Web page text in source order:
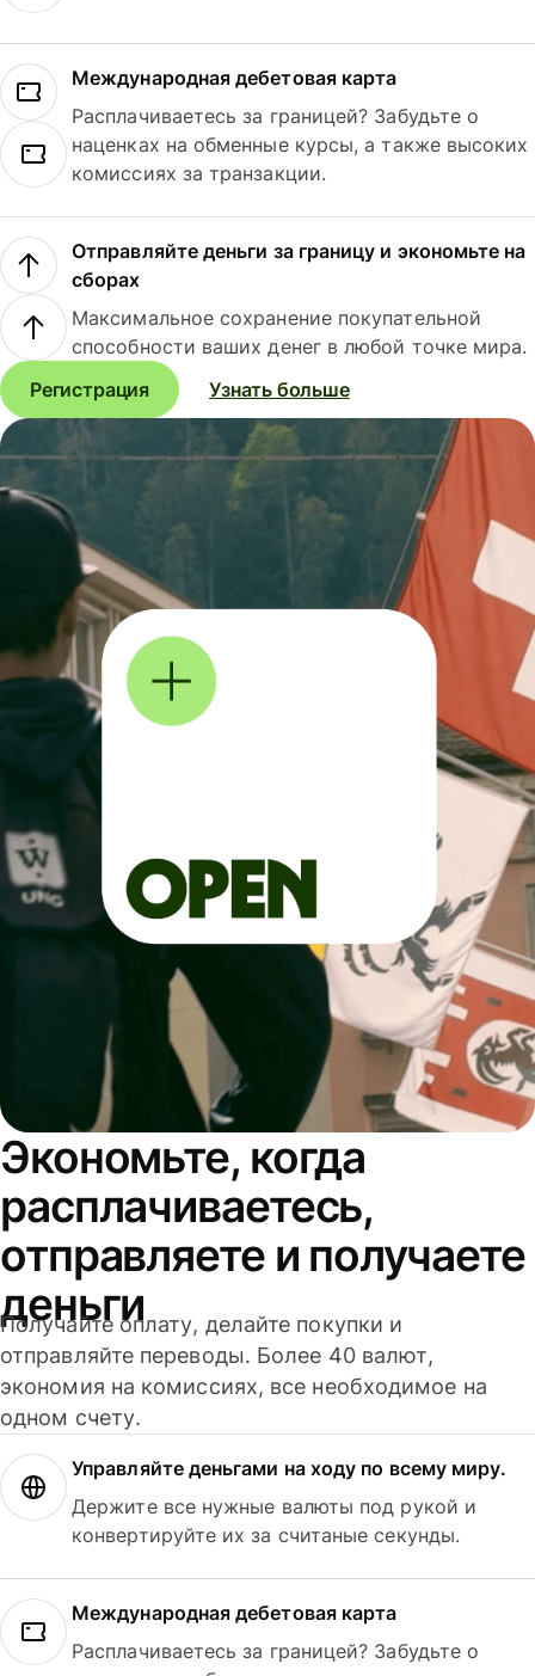
Международная дебетовая карта
Расплачиваетесь за границей? Забудьте о
наценках на обменные курсы, а также высоких
комиссиях за транзакции.
Отправляйте деньги за границу и экономьте на
сборах
Максимальное сохранение покупательной
способности ваших денег в любой точке мира.
Регистрация
Узнать больше
Экономьте, когда
расплачиваетесь,
отправляете и получаете
деньги
Получайте оплату, делайте покупки и
отправляйте переводы. Более 40 валют,
экономия на комиссиях, все необходимое на
одном счету.
Управляйте деньгами на ходу по всему миру.
Держите все нужные валюты под рукой и
конвертируйте их за считаные секунды.
Международная дебетовая карта
Расплачиваетесь за границей? Забудьте о